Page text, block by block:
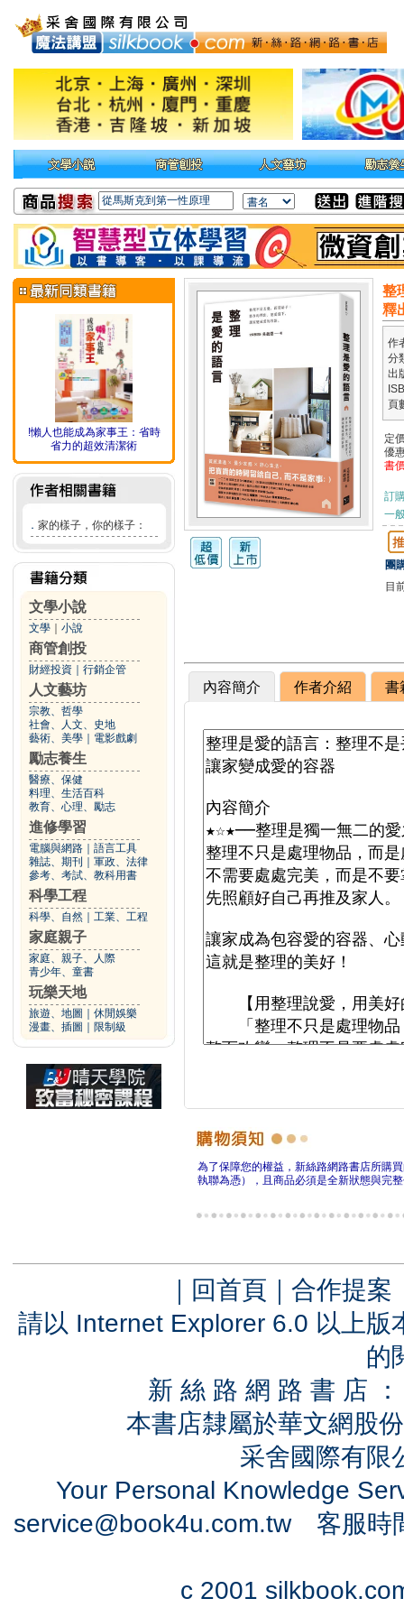
!懶人也能成為家事王：省時
省力的超效清潔術
． 家的樣子，你的樣子：
文學小說
文學 小說
商管創投
財經投資 行銷企管
人文藝坊
宗教、哲學
社會、人文、史地
藝術、美學
電影戲劇
勵志養生
醫療、保健
料理、生活百科
教育、心理、勵志
進修學習
電腦與網路
語言工具
雜誌、期刊
軍政、法律
參考、考試、教科用書
科學工程
科學、自然 工業、工程
家庭親子
家庭、親子、人際
青少年、童書
玩樂天地
旅遊、地圖
休閒娛樂
漫畫、插圖
限制級
整
釋
作
分
出
頁
定
優
書
訂
一
團
目
內容簡介 作者介紹 書
為了保障您的權益，新絲路網路書店所購
執聯為憑），且商品必須是全新狀態與完
｜ 回首頁 ｜ 合作提案
請以 Internet Explorer 6.0 以上
的
新 絲 路 網 路 書 店
本書店隸屬於華文網股
采舍國際有
Your Personal Knowledge
service@book4u.com.tw客服時
c 2001